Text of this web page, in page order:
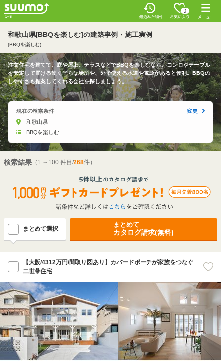
0
和歌山県[BBQを楽しむ]の建築事例・施工実例
(BBQを楽しむ)
注文住宅を建てて、庭や屋上、テラスなどでBBQを楽しむなら、コンロやテーブル
を安定して置ける硬く平らな場所や、外で使える水道や電源があると便利。BBQの
しやすさも提案してくれる会社を探しましょう。
現在の検索条件
変更
和歌山県
BBQを楽しむ
検索結果 （1 ～100 件目/268件）
まとめて選択
まとめて
カタログ請求(無料)
【大阪/4312万円/間取り図あり】カバードポーチが家族をつなぐ
二世帯住宅